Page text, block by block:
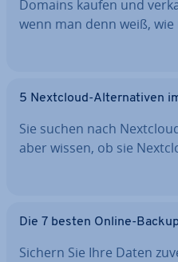
Domains kaufen und
wenn man denn weiß,
5 Nextcloud-Al­ter­na­ti­ven
Sie suchen nach
aber wissen, ob sie
Die 7 besten Online-
Sichern Sie Ihre Daten